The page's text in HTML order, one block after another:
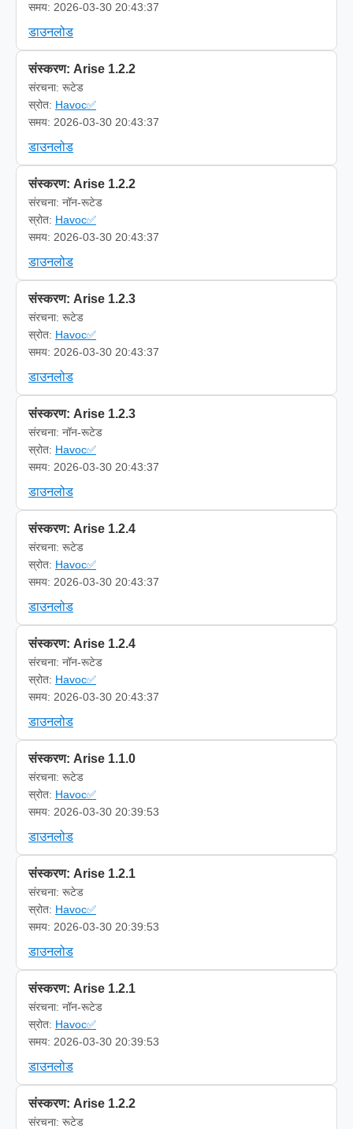
समय: 2026-03-30 20:43:37
डाउनलोड
संस्करण: Arise 1.2.2
संरचना: रूटेड
स्रोत: Havoc✅
समय: 2026-03-30 20:43:37
डाउनलोड
संस्करण: Arise 1.2.2
संरचना: नॉन-रूटेड
स्रोत: Havoc✅
समय: 2026-03-30 20:43:37
डाउनलोड
संस्करण: Arise 1.2.3
संरचना: रूटेड
स्रोत: Havoc✅
समय: 2026-03-30 20:43:37
डाउनलोड
संस्करण: Arise 1.2.3
संरचना: नॉन-रूटेड
स्रोत: Havoc✅
समय: 2026-03-30 20:43:37
डाउनलोड
संस्करण: Arise 1.2.4
संरचना: रूटेड
स्रोत: Havoc✅
समय: 2026-03-30 20:43:37
डाउनलोड
संस्करण: Arise 1.2.4
संरचना: नॉन-रूटेड
स्रोत: Havoc✅
समय: 2026-03-30 20:43:37
डाउनलोड
संस्करण: Arise 1.1.0
संरचना: रूटेड
स्रोत: Havoc✅
समय: 2026-03-30 20:39:53
डाउनलोड
संस्करण: Arise 1.2.1
संरचना: रूटेड
स्रोत: Havoc✅
समय: 2026-03-30 20:39:53
डाउनलोड
संस्करण: Arise 1.2.1
संरचना: नॉन-रूटेड
स्रोत: Havoc✅
समय: 2026-03-30 20:39:53
डाउनलोड
संस्करण: Arise 1.2.2
संरचना: रूटेड